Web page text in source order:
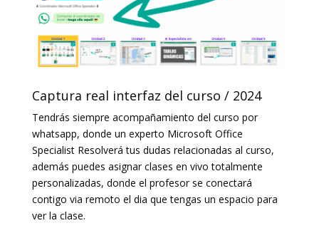
Captura real interfaz del curso / 2024
Tendrás siempre acompañamiento del curso por
whatsapp, donde un experto Microsoft Office
Specialist Resolverá tus dudas relacionadas al curso,
además puedes asignar clases en vivo totalmente
personalizadas, donde el profesor se conectará
contigo via remoto el dia que tengas un espacio para
ver la clase.